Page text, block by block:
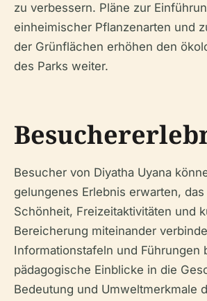
zu verbessern. Pläne zur
einheimischer Pflanzenarten und
der Grünflächen erhöhen den
des Parks weiter.
Besucher von Diyatha Uyana
gelungenes Erlebnis erwarten,
Schönheit, Freizeitaktivitäten und
Bereicherung miteinander
Informationstafeln und Führungen
pädagogische Einblicke in die
Bedeutung und Umweltmerkmale